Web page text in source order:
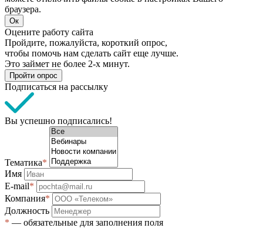
браузера.
Ок
Оцените работу сайта
Пройдите, пожалуйста, короткий опрос,
чтобы помочь нам сделать сайт еще лучше.
Это займет не более 2-х минут.
Пройти опрос
Подписаться на рассылку
Вы успешно подписались!
Тематика*
Имя
E-mail*
Компания*
Должность
* — обязательные для заполнения поля